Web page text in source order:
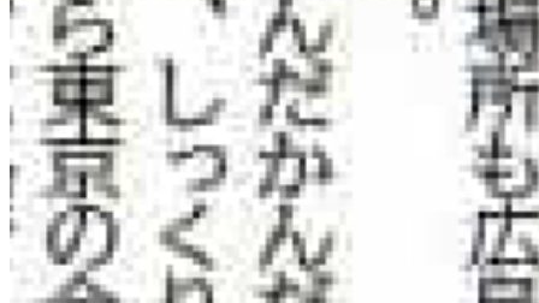
相談・問い合わせ
見学予約
プライバシーポリシー
© 2026 CodeFox Inc. All rights reserved.
ホーム
サービス ニュース 企業情報
お
問合せ